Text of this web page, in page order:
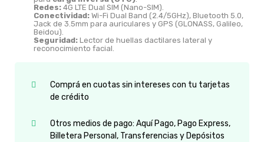
Redes: 4G LTE Dual SIM (Nano-SIM).
Conectividad: Wi-Fi Dual Band (2.4/5GHz), Bluetooth 5.0,
Jack de 3.5mm para auriculares y GPS (GLONASS, Galileo,
Beidou).
Seguridad: Lector de huellas dactilares lateral y
reconocimiento facial.
Comprá en cuotas sin intereses con tu tarjetas
de crédito
Otros medios de pago: Aquí Pago, Pago Express,
Billetera Personal, Transferencias y Depósitos